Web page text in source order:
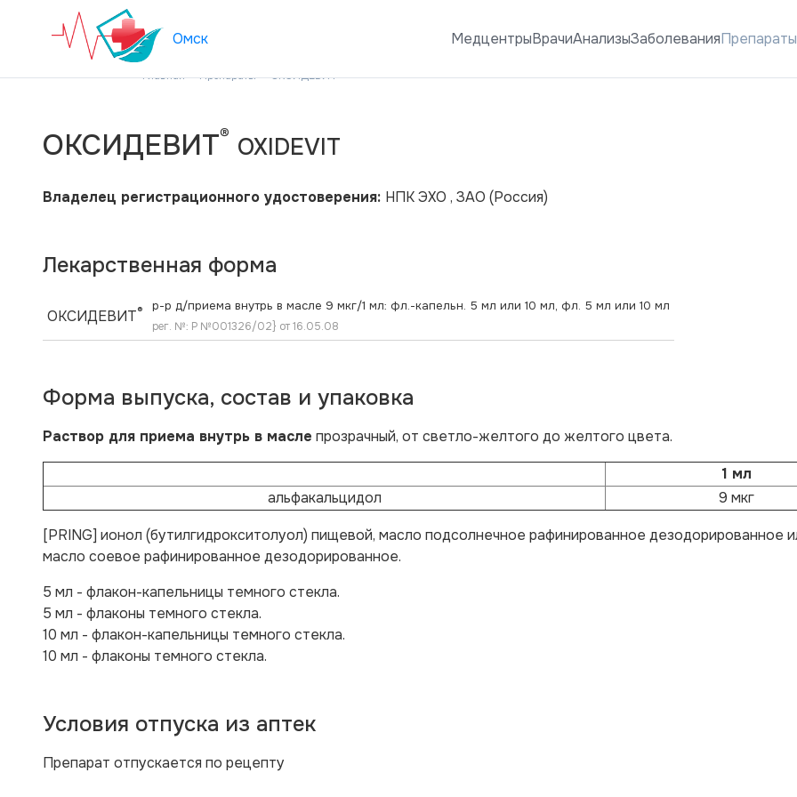
Омск МедцентрыВрачиАнализыЗаболеванияПрепараты
Главная Препараты ОКСИДЕВИТ
ОКСИДЕВИТ® OXIDEVIT
Владелец регистрационного удостоверения: НПК ЭХО , ЗАО (Россия)
Лекарственная форма
ОКСИДЕВИТ® р-р д/приема внутрь в масле 9 мкг/1 мл: фл.-капельн. 5 мл или 10 мл, фл. 5 мл или 10 мл
рег. №: Р №001326/02} от 16.05.08
Форма выпуска, состав и упаковка
Раствор для приема внутрь в масле прозрачный, от светло-желтого до желтого цвета.
1 мл
альфакальцидол
9 мкг
[PRING] ионол (бутилгидрокситолуол) пищевой, масло подсолнечное рафинированное дезодорированное
масло соевое рафинированное дезодорированное.
5 мл - флакон-капельницы темного стекла.
5 мл - флаконы темного стекла.
10 мл - флакон-капельницы темного стекла.
10 мл - флаконы темного стекла.
Условия отпуска из аптек
Препарат отпускается по рецепту